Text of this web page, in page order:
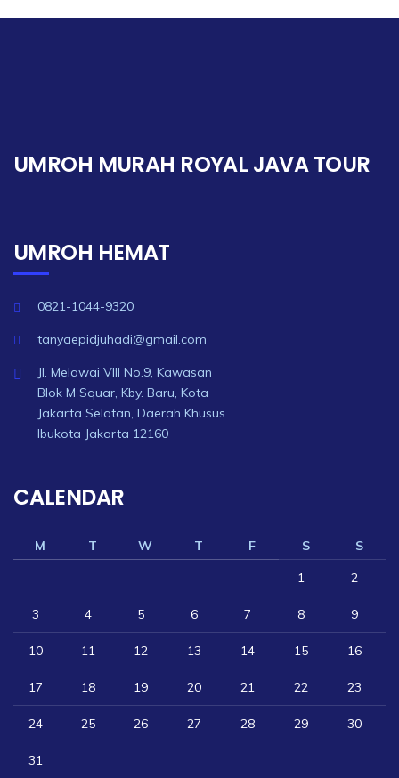
UMROH MURAH ROYAL JAVA TOUR
UMROH HEMAT
0821-1044-9320
tanyaepidjuhadi@gmail.com
Jl. Melawai VIII No.9, Kawasan
Blok M Squar, Kby. Baru, Kota
Jakarta Selatan, Daerah Khusus
Ibukota Jakarta 12160
CALENDAR
M T W T F S
S
1
2
3 4 5 6 7 8 9
10 11 12 13 14 15 16
17 18 19 20 21 22 23
24 25 26 27 28 29 30
31